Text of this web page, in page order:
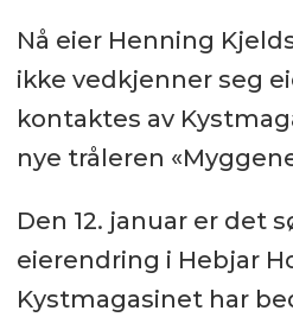
Nå eier Henning
ikke vedkjenner seg
kontaktes av
nye tråleren
Den 12. januar er det
eierendring i Hebjar
Kystmagasinet har